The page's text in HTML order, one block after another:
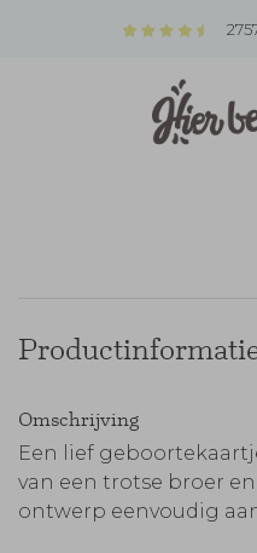
Omschrijving
Een lief
van een trotse broer
ontwerp eenvoudig